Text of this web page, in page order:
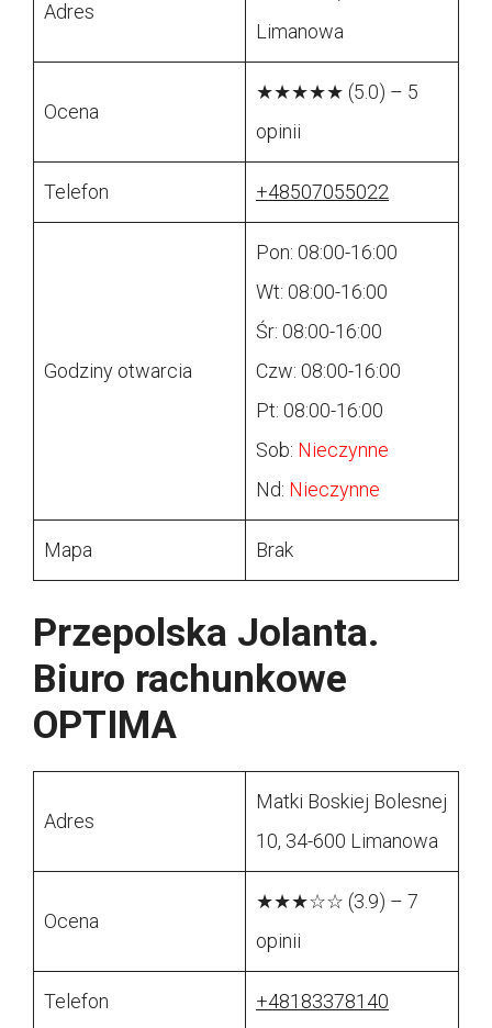
Adres
Limanowa
Ocena
★★★★★ (5.0) – 5
opinii
Telefon +48507055022
Godziny otwarcia
Pon: 08:00-16:00
Wt: 08:00-16:00
Śr: 08:00-16:00
Czw: 08:00-16:00
Pt: 08:00-16:00
Sob: Nieczynne
Nd: Nieczynne
Mapa Brak
Przepolska Jolanta.
Biuro rachunkowe
OPTIMA
Adres
Matki Boskiej Bolesnej
10, 34-600 Limanowa
Ocena
★★★☆☆ (3.9) – 7
opinii
Telefon +48183378140